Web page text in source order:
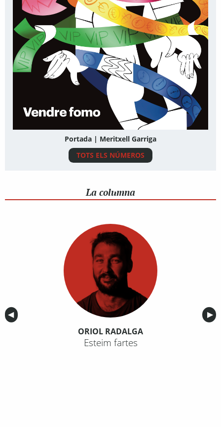
Portada | Meritxell Garriga
TOTS ELS NÚMEROS
La columna
Anterior
◀︎ ▶︎
ORIOL RADALGA
Esteim fartes